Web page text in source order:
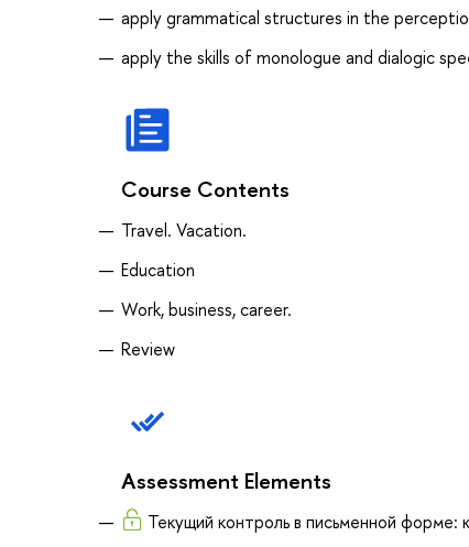
apply grammatical structures in the
apply the skills of monologue and dialogic
Course Contents
Travel. Vacation.
Education
Work, business, career.
Review
Assessment Elements
Текущий контроль в письменной